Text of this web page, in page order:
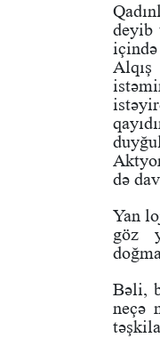
deyib
də
Yan
göz
Bəli,
neçə